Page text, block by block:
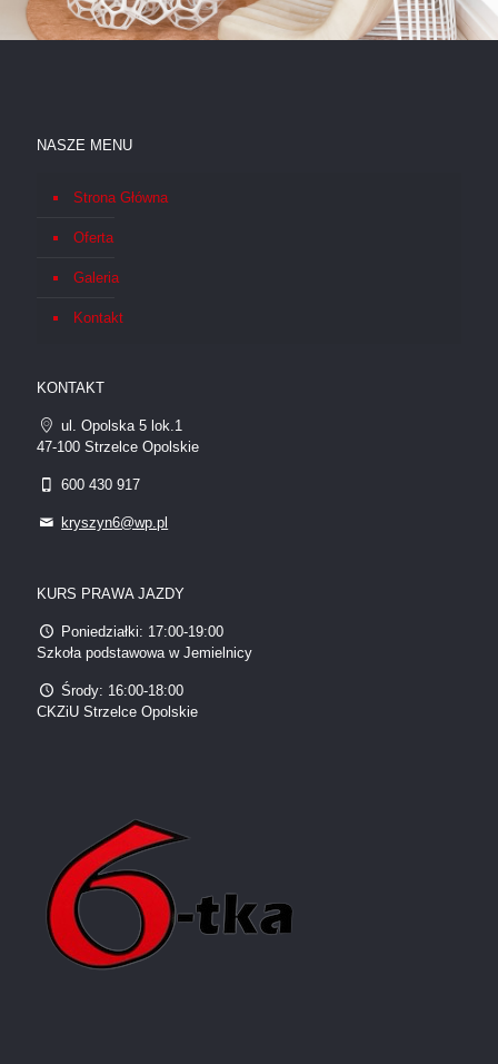
NASZE MENU
Strona Główna
Oferta
Galeria
Kontakt
KONTAKT
ul. Opolska 5 lok.1
47-100 Strzelce Opolskie
600 430 917
kryszyn6@wp.pl
KURS PRAWA JAZDY
Poniedziałki: 17:00-19:00
Szkoła podstawowa w Jemielnicy
Środy: 16:00-18:00
CKZiU Strzelce Opolskie